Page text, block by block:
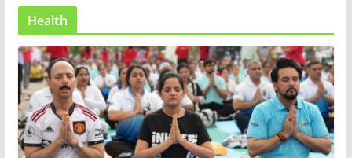
Health